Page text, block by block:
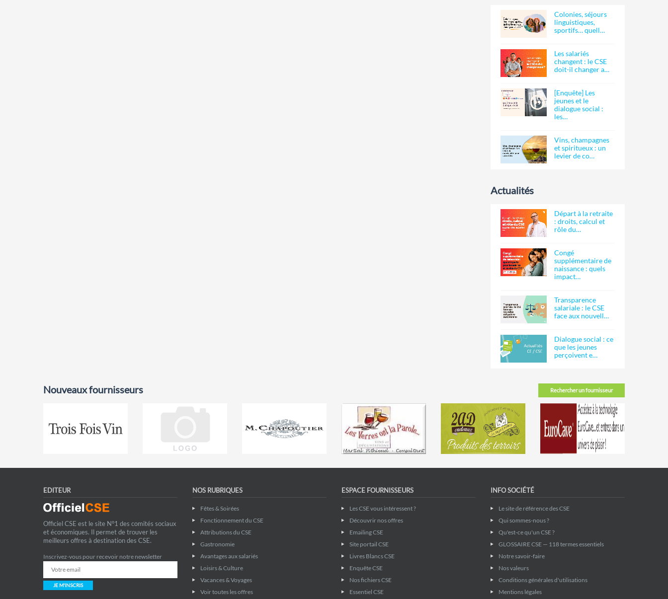
Colonies, séjours
linguistiques,
sportifs… quell…
Les salariés
changent : le CSE
doit-il changer a…
[Enquête] Les
jeunes et le
dialogue social :
les…
Vins, champagnes
et spiritueux : un
levier de co…
Actualités
Départ à la retraite
: droits, calcul et
rôle du…
Congé
supplémentaire de
naissance : quels
impact…
Transparence
salariale : le CSE
face aux nouvell…
Dialogue social : ce
que les jeunes
perçoivent e…
Rechercher un fournisseur
Nouveaux fournisseurs
EDITEUR
Officiel CSE est le site N°1 des comités sociaux
et économiques. Il permet de trouver les
meilleurs offres à destination des CSE.
Inscrivez-vous pour recevoir notre newsletter
JE M'INSCRIS
NOS RUBRIQUES
Fêtes & Soirées
Fonctionnement du CSE
Attributions du CSE
Gastronomie
Avantages aux salariés
Loisirs & Culture
Vacances & Voyages
Voir toutes les offres
ESPACE FOURNISSEURS
Les CSE vous intéressent ?
Découvrir nos offres
Emailing CSE
Site portail CSE
Livres Blancs CSE
Enquête CSE
Nos fichiers CSE
Essentiel CSE
INFO SOCIÉTÉ
Le site de référence des CSE
Qui sommes-nous ?
Qu'est-ce qu'un CSE ?
GLOSSAIRE CSE — 118 termes essentiels
Notre savoir-faire
Nos valeurs
Conditions générales d'utilisations
Mentions légales